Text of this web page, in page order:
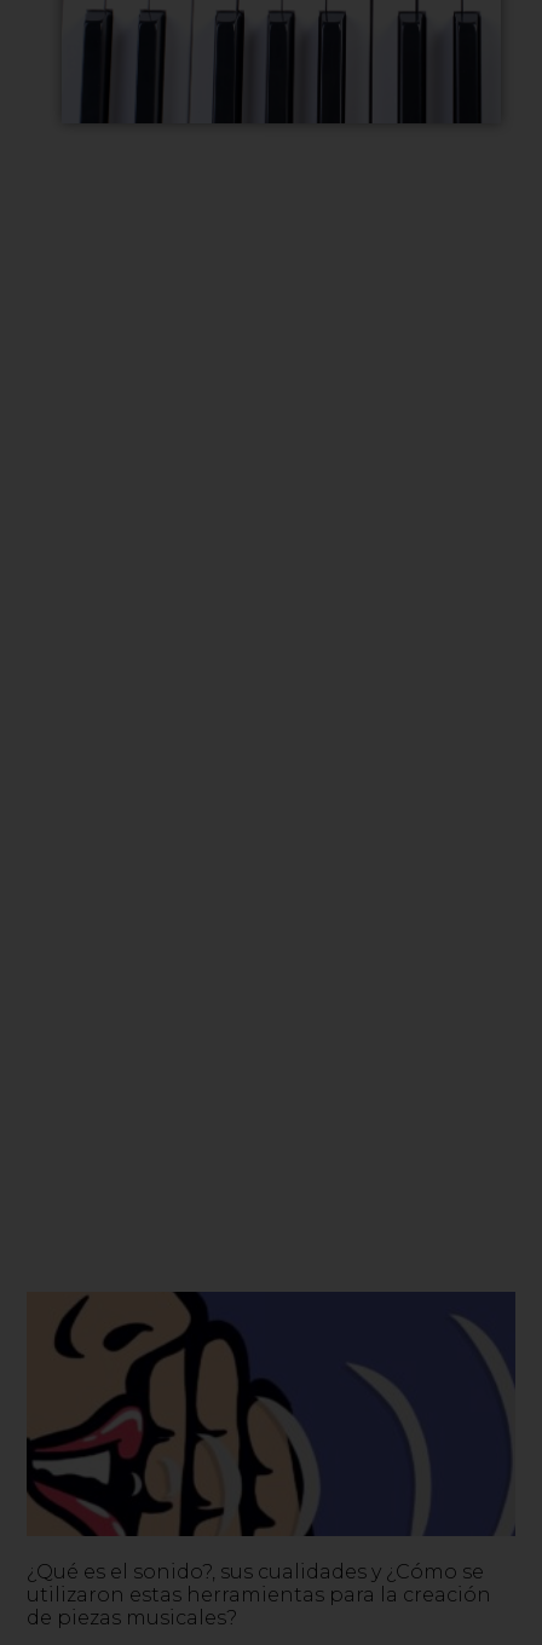
¿Qué es el sonido?, sus cualidades y ¿Cómo se
utilizaron estas herramientas para la creación
de piezas musicales?